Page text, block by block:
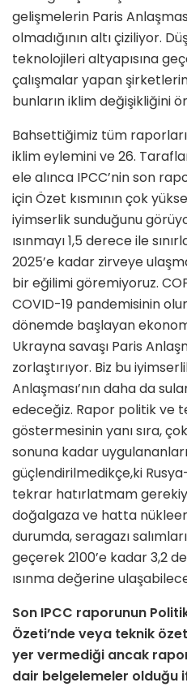
gelişmelerin Paris
olmadığının altı çiziliyor.
teknolojileri altyapısına
çalışmalar yapan
bunların iklim değişikliğini
Bahsettiğimiz tüm
iklim eylemini ve 26.
ele alınca IPCC’nin son
için Özet kısmının çok
iyimserlik sunduğunu
ısınmayı 1,5 derece ile
2025’e kadar zirveye
bir eğilimi göremiyoruz.
COVID-19 pandemisinin
dönemde başlayan
Ukrayna savaşı Paris
zorlaştırıyor. Biz bu
Anlaşması’nın daha da
edeceğiz. Rapor politik ve
göstermesinin yanı sıra,
sonuna kadar
güçlendirilmedikçe,ki
tekrar hatırlatmam
doğalgaza ve hatta
durumda, seragazı
geçerek 2100’e kadar 3,2
ısınma değerine
Son IPCC raporunun
Özeti’nde veya teknik
yer vermediği ancak
dair belgelemeler olduğu